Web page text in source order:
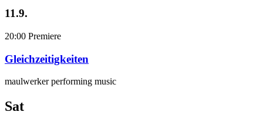
11.9.
20:00 Premiere
Gleichzeitigkeiten
maulwerker performing music
Sat